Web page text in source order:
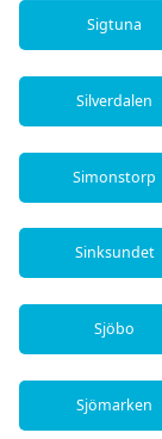
Sigtuna
Silverdalen
Simonstorp
Sinksundet
Sjöbo
Sjömarken